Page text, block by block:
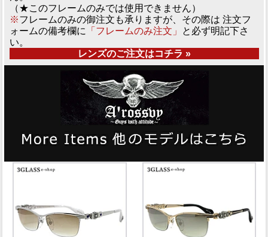
（★このフレームのみでは使用できません）
※フレームのみの御注文も承りますが、その際は 注文フ
ォームの備考欄に
「フレームのみ注文」
と必ず明記下さ
い。
レンズのご注文はコチラ »